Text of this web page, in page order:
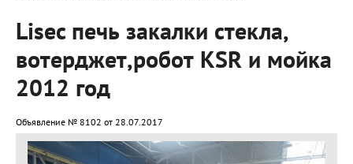
Lisec печь закалки стекла,
вотерджет,робот KSR и мойка
2012 год
Объявление № 8102 от 28.07.2017